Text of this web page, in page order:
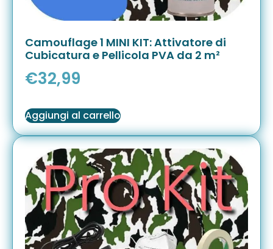
Camouflage 1 MINI KIT: Attivatore di
Cubicatura e Pellicola PVA da 2 m²
€32,99
Aggiungi al carrello